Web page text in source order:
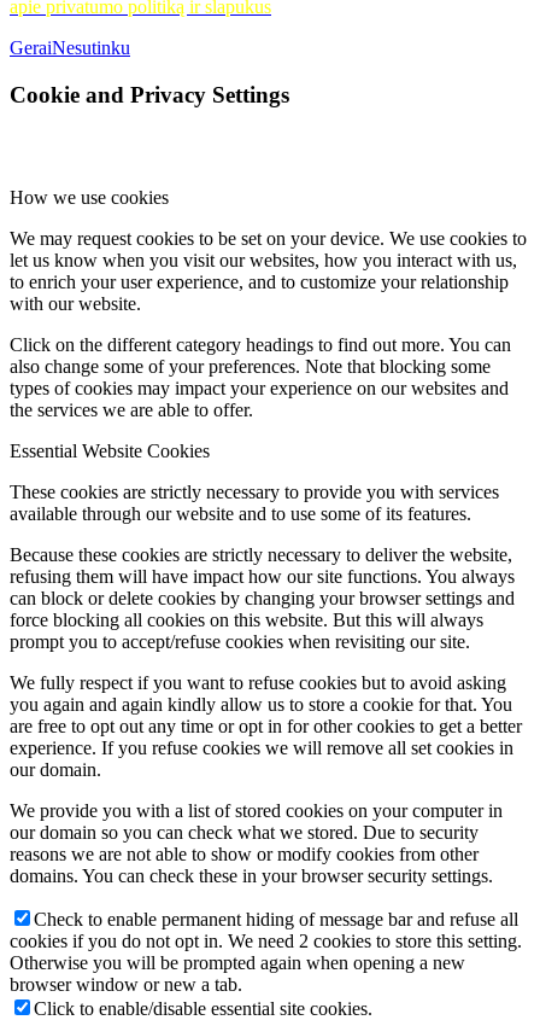
apie privatumo politiką ir slapukus
GeraiNesutinku
Cookie and Privacy Settings
How we use cookies
We may request cookies to be set on your device. We use cookies to
let us know when you visit our websites, how you interact with us,
to enrich your user experience, and to customize your relationship
with our website.
Click on the different category headings to find out more. You can
also change some of your preferences. Note that blocking some
types of cookies may impact your experience on our websites and
the services we are able to offer.
Essential Website Cookies
These cookies are strictly necessary to provide you with services
available through our website and to use some of its features.
Because these cookies are strictly necessary to deliver the website,
refusing them will have impact how our site functions. You always
can block or delete cookies by changing your browser settings and
force blocking all cookies on this website. But this will always
prompt you to accept/refuse cookies when revisiting our site.
We fully respect if you want to refuse cookies but to avoid asking
you again and again kindly allow us to store a cookie for that. You
are free to opt out any time or opt in for other cookies to get a better
experience. If you refuse cookies we will remove all set cookies in
our domain.
We provide you with a list of stored cookies on your computer in
our domain so you can check what we stored. Due to security
reasons we are not able to show or modify cookies from other
domains. You can check these in your browser security settings.
Check to enable permanent hiding of message bar and refuse all
cookies if you do not opt in. We need 2 cookies to store this setting.
Otherwise you will be prompted again when opening a new
browser window or new a tab.
Click to enable/disable essential site cookies.